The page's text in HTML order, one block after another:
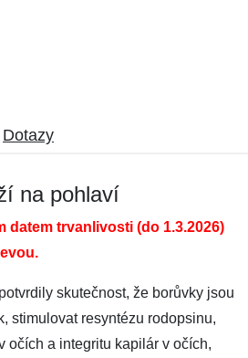
Dotazy
na pohlaví
datem trvanlivosti (do 1.3.2026)
skutečnost, že borůvky jsou
stimulovat resyntézu rodopsinu,
očích a integritu kapilár v očích,